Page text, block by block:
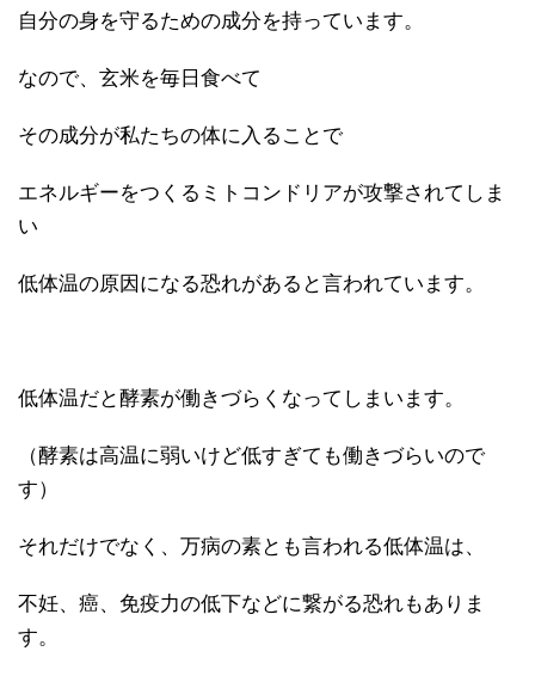
自分の身を守るための成分を持っています。
なので、玄米を毎日食べて
その成分が私たちの体に入ることで
エネルギーをつくるミトコンドリアが攻撃されてしま
い
低体温の原因になる恐れがあると言われています。
低体温だと酵素が働きづらくなってしまいます。
（酵素は高温に弱いけど低すぎても働きづらいので
す）
それだけでなく、万病の素とも言われる低体温は、
不妊、癌、免疫力の低下などに繋がる恐れもありま
す。